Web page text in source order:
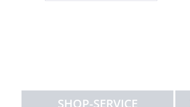
SHOP-SERVICE